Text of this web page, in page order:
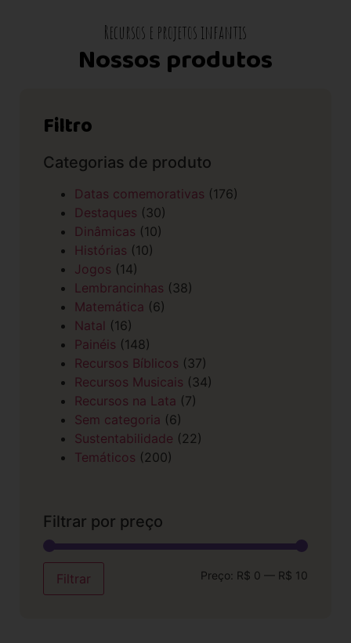
Recursos e projetos infantis
Nossos produtos
Filtro
Categorias de produto
Datas comemorativas (176)
Destaques (30)
Dinâmicas (10)
Histórias (10)
Jogos (14)
Lembrancinhas (38)
Matemática (6)
Natal (16)
Painéis (148)
Recursos Bíblicos (37)
Recursos Musicais (34)
Recursos na Lata (7)
Sem categoria (6)
Sustentabilidade (22)
Temáticos (200)
Filtrar por preço
Filtrar Preço: R$ 0 — R$ 10